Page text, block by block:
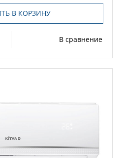
В КОРЗИНУ
В сравнение